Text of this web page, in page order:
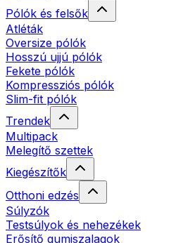
Pólók és felsők
Atléták
Oversize pólók
Hosszú ujjú pólók
Fekete pólók
Kompressziós pólók
Slim-fit pólók
Trendek
Multipack
Melegítő szettek
Kiegészítők
Otthoni edzés
Súlyzók
Testsúlyok és nehezékek
Erősítő gumiszalagok